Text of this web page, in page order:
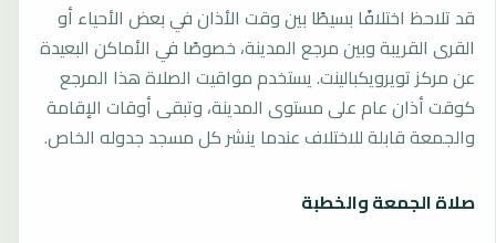
قد تلاحظ اختلافًا بسيطًا بين وقت الأذان في بعض الأحياء أو
القرى القريبة وبين مرجع المدينة، خصوصًا في الأماكن البعيدة
عن مركز تويرويكبالينت. يستخدم مواقيت الصلاة هذا المرجع
كوقت أذان عام على مستوى المدينة، وتبقى أوقات الإقامة
والجمعة قابلة للاختلاف عندما ينشر كل مسجد جدوله الخاص.
صلاة الجمعة والخطبة